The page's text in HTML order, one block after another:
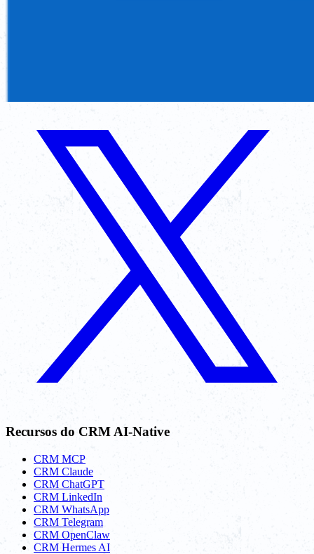
Recursos do CRM AI-Native
CRM MCP
CRM Claude
CRM ChatGPT
CRM LinkedIn
CRM WhatsApp
CRM Telegram
CRM OpenClaw
CRM Hermes AI